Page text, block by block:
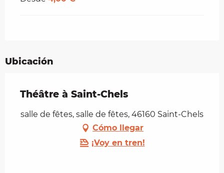
Ubicación
Théâtre à Saint-Chels
salle de fêtes, salle de fêtes, 46160 Saint-Chels
Cómo llegar
¡Voy en tren!